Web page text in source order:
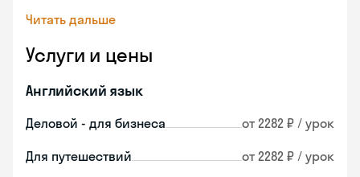
Читать дальше
Услуги и цены
Английский язык
Деловой - для бизнеса от 2282 ₽ / урок
Для путешествий от 2282 ₽ / урок